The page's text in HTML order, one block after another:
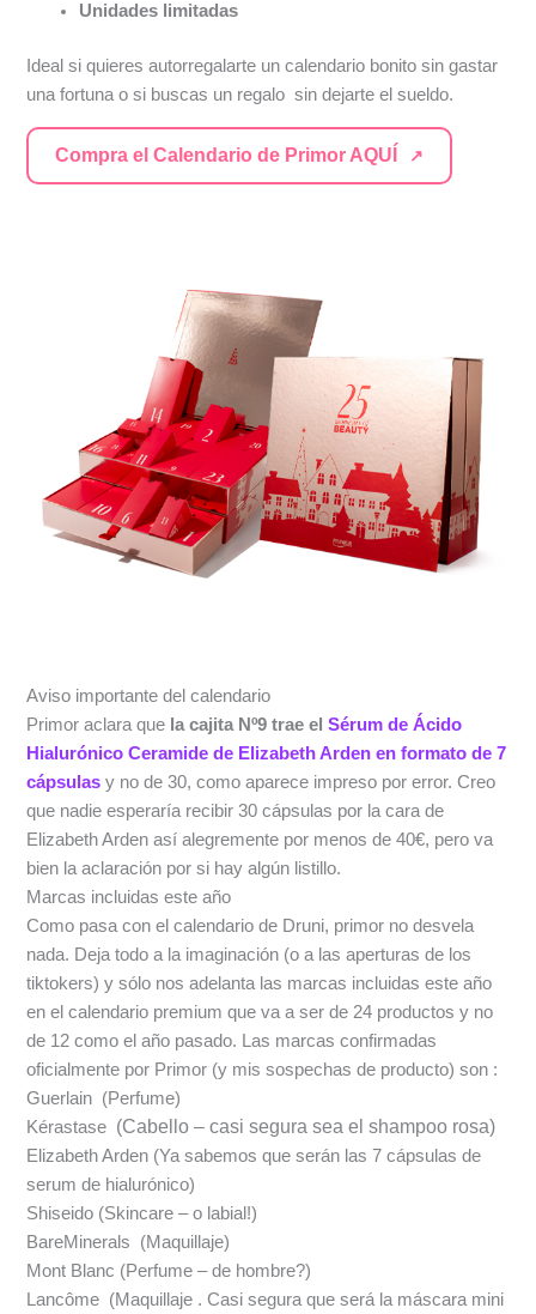
Unidades limitadas
Ideal si quieres autorregalarte un calendario bonito sin gastar
una fortuna o si buscas un regalo sin dejarte el sueldo.
Compra el Calendario de Primor AQUÍ
Aviso importante del calendario
Primor aclara que la cajita Nº9 trae elSérum de Ácido
Hialurónico Ceramide de Elizabeth Arden en formato de 7
cápsulas y no de 30, como aparece impreso por error. Creo
que nadie esperaría recibir 30 cápsulas por la cara de
Elizabeth Arden así alegremente por menos de 40€, pero va
bien la aclaración por si hay algún listillo.
Marcas incluidas este año
Como pasa con el calendario de Druni, primor no desvela
nada. Deja todo a la imaginación (o a las aperturas de los
tiktokers) y sólo nos adelanta las marcas incluidas este año
en el calendario premium que va a ser de 24 productos y no
de 12 como el año pasado. Las marcas confirmadas
oficialmente por Primor (y mis sospechas de producto) son :
Guerlain (Perfume)
Kérastase (Cabello – casi segura sea el shampoo rosa)
Elizabeth Arden (Ya sabemos que serán las 7 cápsulas de
serum de hialurónico)
Shiseido (Skincare – o labial!)
BareMinerals (Maquillaje)
Mont Blanc (Perfume – de hombre?)
Lancôme (Maquillaje . Casi segura que será la máscara mini